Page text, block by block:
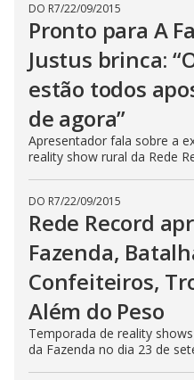
DO R7/22/09/2015
Pronto para A
Justus brinca:
estão todos
de agora”
Apresentador fala sobre a
reality show rural da Rede
DO R7/22/09/2015
Rede Record
Fazenda,
Confeiteiros,
Além do Peso
Temporada de reality
da Fazenda no dia 23 de